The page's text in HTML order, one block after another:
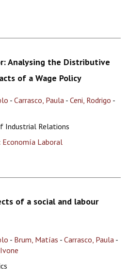
Analysing the Distributive
of a Wage Policy
- Carrasco, Paula - Ceni, Rodrigo -
Industrial Relations
Economía Laboral
of a social and labour
- Brum, Matías - Carrasco, Paula -